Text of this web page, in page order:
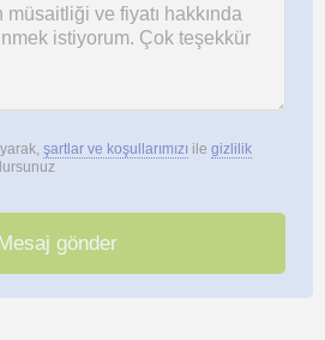
şartlar ve koşullarımızı ile gizlilik